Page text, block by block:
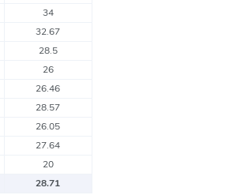
34
32.67
28.5
26
26.46
28.57
26.05
27.64
20
28.71